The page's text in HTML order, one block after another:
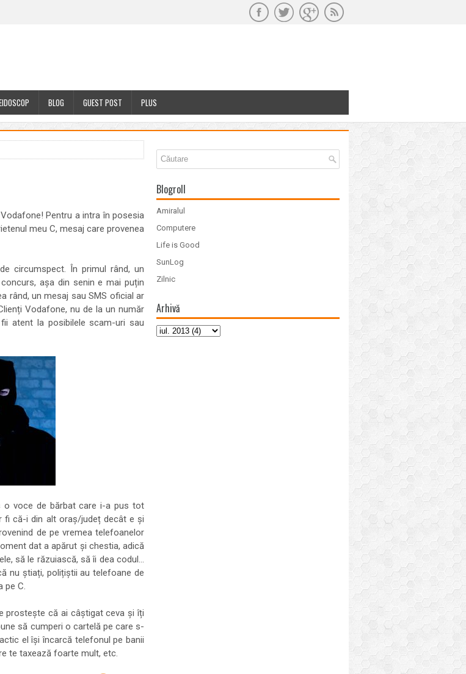
BLOG GUEST POST PLUS
Pentru a intra în posesia
meu C, mesaj care provenea
circumspect. În primul rând, un
așa din senin e mai puțin
rând, un mesaj sau SMS oficial ar
Vodafone, nu de la un număr
atent la posibilele scam-uri sau
o voce de bărbat care i-a pus tot
fi că-i din alt oraș/județ decât e și
de pe vremea telefoanelor
dat a apărut și chestia, adică
să le răzuiască, să îi dea codul...
nu știați, polițiștii au telefoane de
pe C.
prostește că ai câștigat ceva și îți
să cumperi o cartelă pe care s-
el își încarcă telefonul pe banii
te taxează foarte mult, etc.
Blogroll
Amiralul
Computere
Life is Good
SunLog
Zilnic
Arhivă